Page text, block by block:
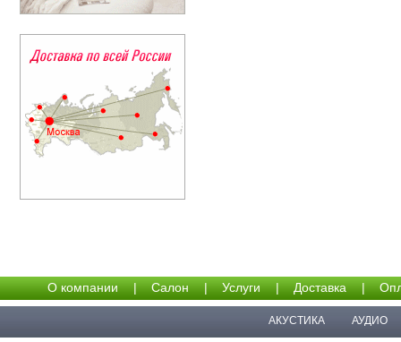
О компании | Салон | Услуги | Доставка |
АКУСТИКА АУДИО